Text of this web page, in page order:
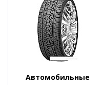
Автомобильные